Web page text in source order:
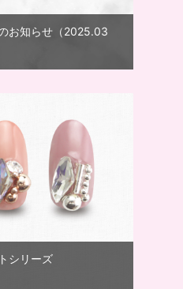
お知らせ（2025.03
シリーズ